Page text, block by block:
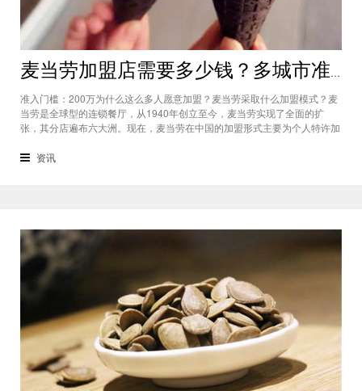
麦当劳加盟店需要多少钱？多城市准入门槛高达200万元
准入门槛：200万为什么这么多人愿意加盟？麦当劳采取什么加盟模式？麦
当劳是全球型的连锁餐厅，从1940年创立至今，麦当劳实现了全面的扩
张，其分店遍布六大洲。现在，麦当劳在中国的加盟形式主要为个人特许加
了。总部要求申请加盟的投资者需要参加总部培训，而且一定要参与加盟店
资讯